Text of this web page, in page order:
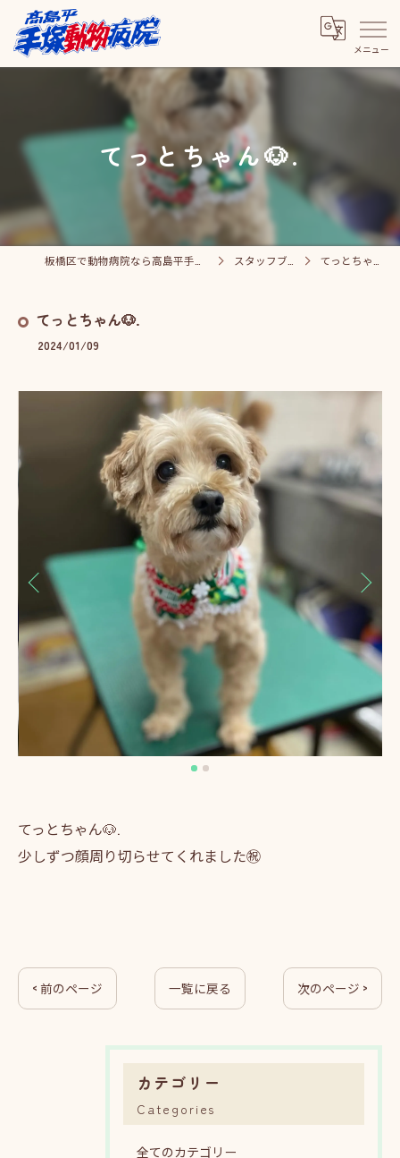
てっとちゃん🐶.
スタッフブログ てっとちゃん🐶.
てっとちゃん🐶.
2024/01/09
てっとちゃん🐶.
少しずつ顔周り切らせてくれました㊗️
< 前のページ 一覧に戻る 次のページ >
カテゴリー
Categories
全てのカテゴリー